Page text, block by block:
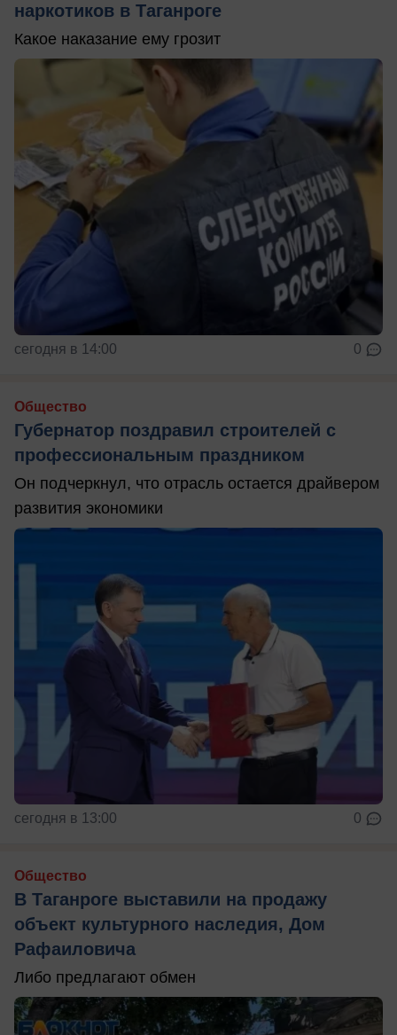
наркотиков в Таганроге
Какое наказание ему грозит
сегодня в 14:00 0
Общество
Губернатор поздравил строителей с
профессиональным праздником
Он подчеркнул, что отрасль остается драйвером
развития экономики
сегодня в 13:00 0
Общество
В Таганроге выставили на продажу
объект культурного наследия, Дом
Рафаиловича
Либо предлагают обмен